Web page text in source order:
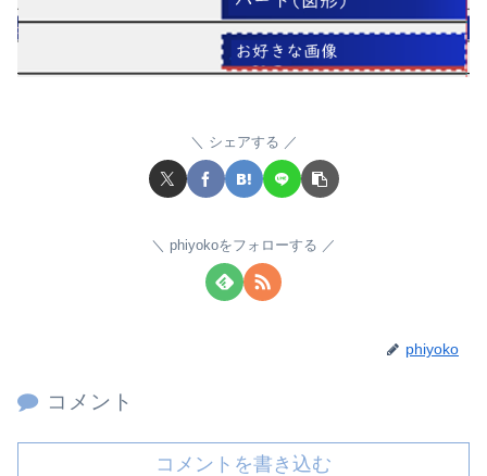
シェアする
phiyokoをフォローする
phiyoko
コメント
コメントを書き込む